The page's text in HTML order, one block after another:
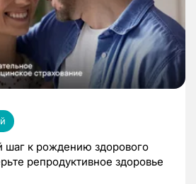
шаг к рождению здорового
репродуктивное здоровье